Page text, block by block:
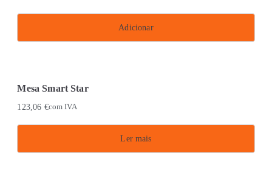
Adicionar
Mesa Smart Star
123,06 €com IVA
Ler mais